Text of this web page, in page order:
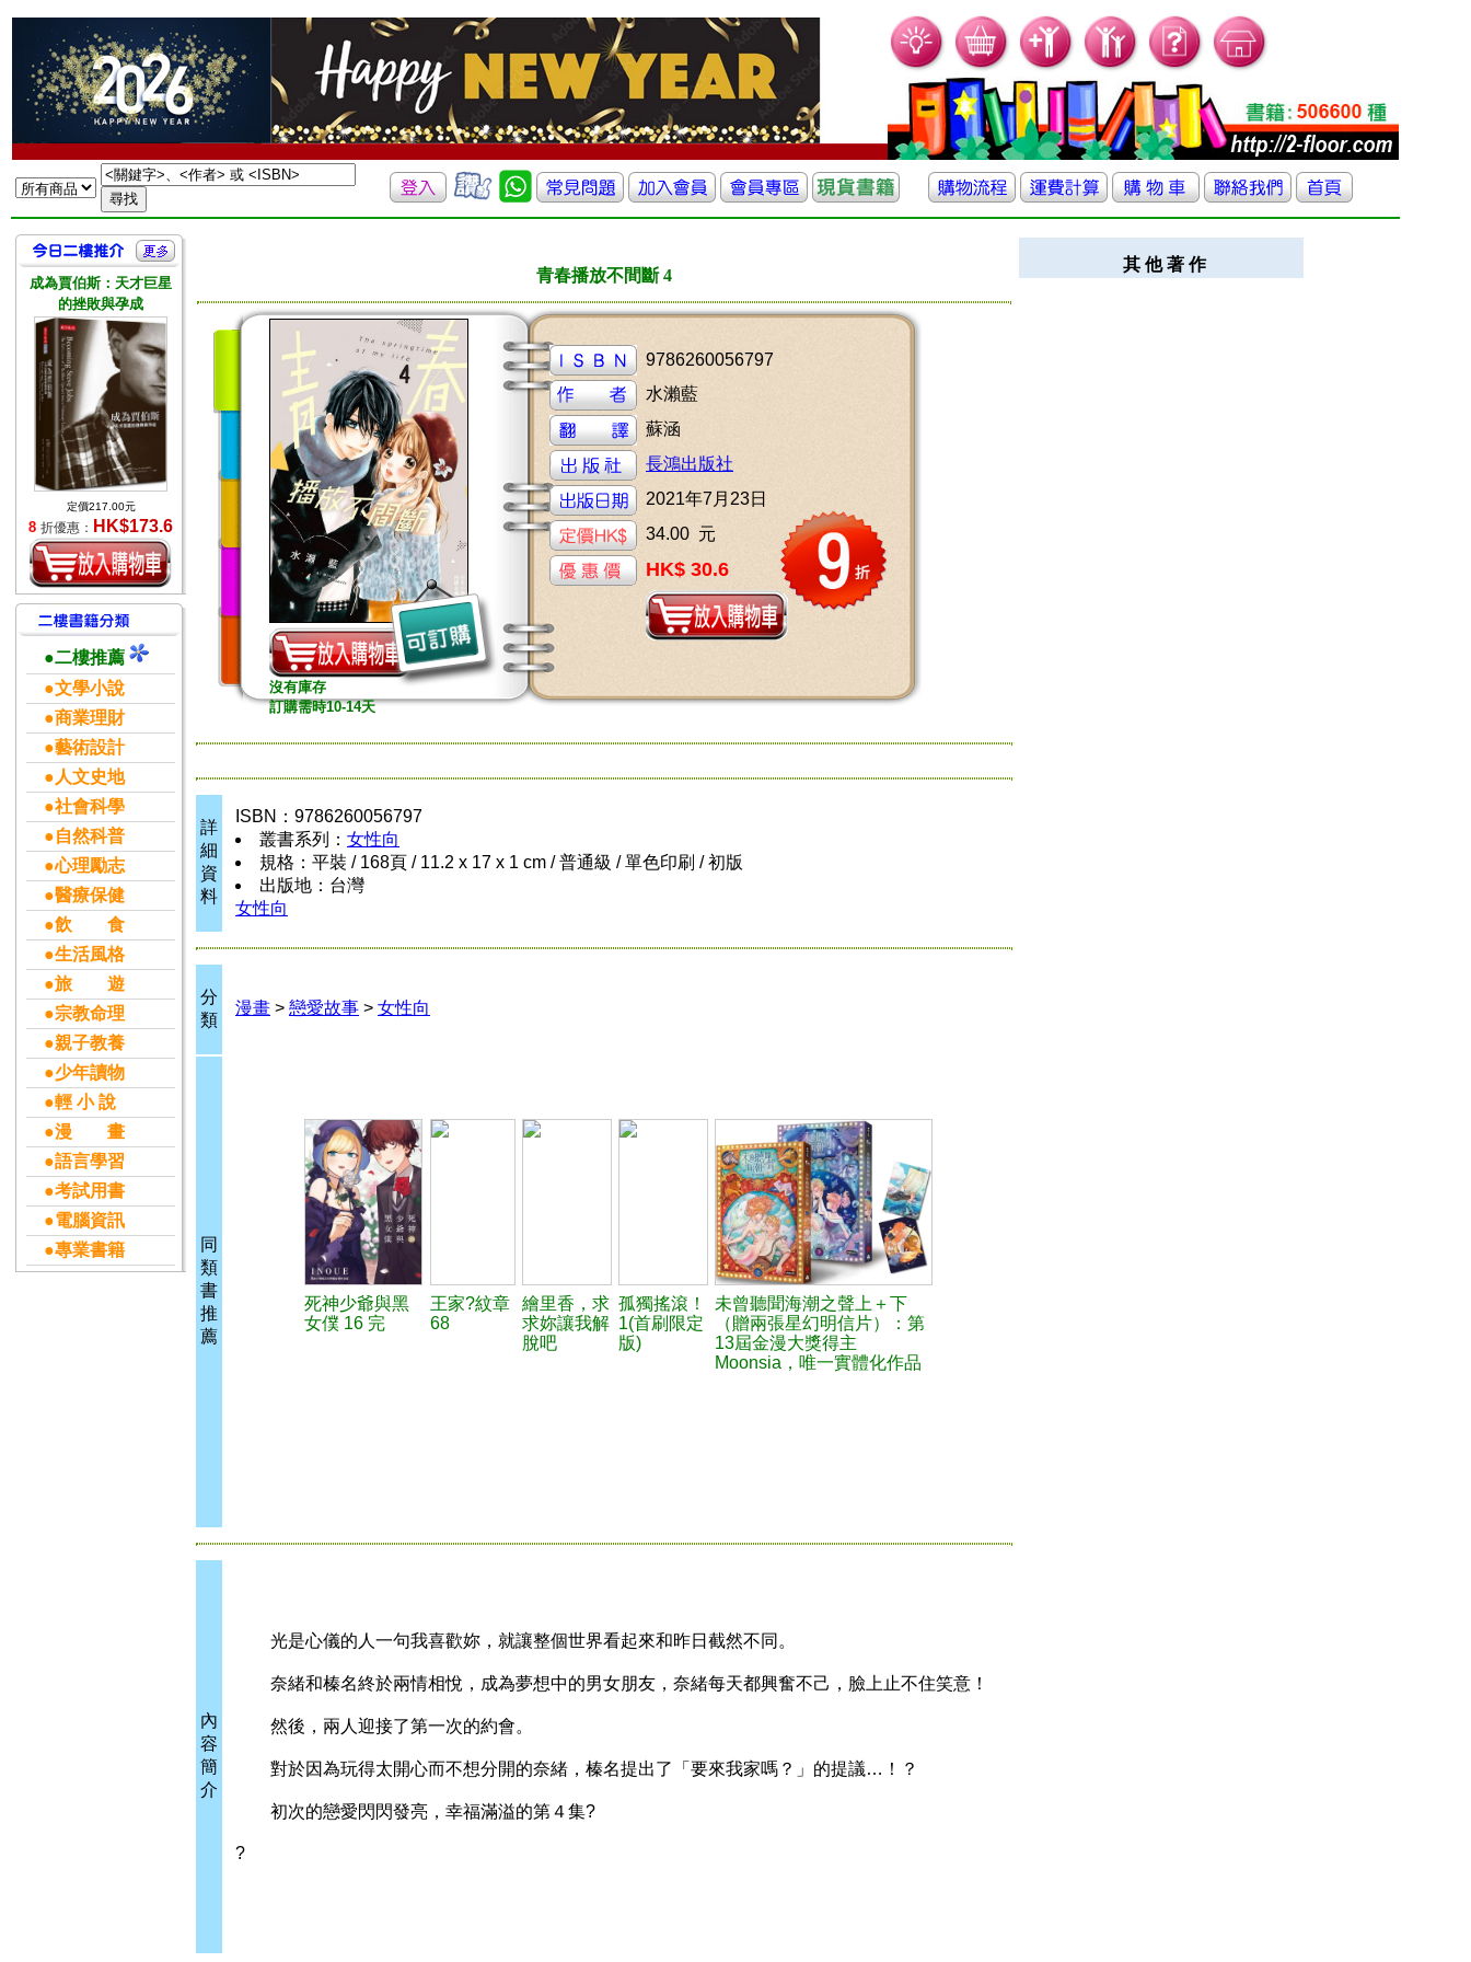
成為賈伯斯：天才巨星
的挫敗與孕成
定價217.00元
8 折優惠： HK$173.6
●二樓推薦
●文學小說
●商業理財
●藝術設計
●人文史地
●社會科學
●自然科普
●心理勵志
●醫療保健
●飲 食
●生活風格
●旅 遊
●宗教命理
●親子教養
●少年讀物
●輕 小 說
●漫 畫
●語言學習
●考試用書
●電腦資訊
●專業書籍
青春播放不間斷 4
沒有庫存
訂購需時10-14天
9786260056797
水瀨藍
蘇涵
長鴻出版社
2021年7月23日
34.00 元
HK$ 30.6
詳
細
資
料
ISBN：9786260056797
叢書系列： 女性向
規格：平裝 / 168頁 / 11.2 x 17 x 1 cm / 普通級 / 單色印刷 / 初版
出版地：台灣
女性向
分
類
漫畫 > 戀愛故事 > 女性向
同
類
書
推
薦
死神少爺與黑
女僕 16 完
王家?紋章
68
繪里香，求
求妳讓我解
脫吧
孤獨搖滾！
1(首刷限定
版)
未曾聽聞海潮之聲上＋下
（贈兩張星幻明信片）：第
13屆金漫大獎得主
Moonsia，唯一實體化作品
內
容
簡
介
光是心儀的人一句我喜歡妳，就讓整個世界看起來和昨日截然不同。
奈緒和榛名終於兩情相悅，成為夢想中的男女朋友，奈緒每天都興奮不己，臉上止不住笑意！
然後，兩人迎接了第一次的約會。
對於因為玩得太開心而不想分開的奈緒，榛名提出了「要來我家嗎？」的提議…！？
初次的戀愛閃閃發亮，幸福滿溢的第４集?
?
其 他 著 作